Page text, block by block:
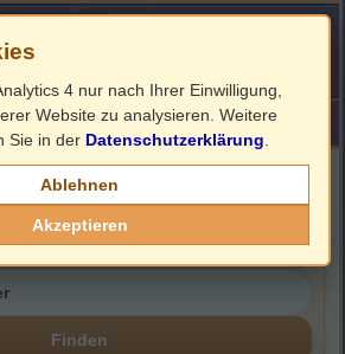
Cover & DVD Infos
Finden
4 nur nach Ihrer Einwilligung,
Website zu analysieren. Weitere
Sie in der Datenschutzerklärung
Ablehnen
Akzeptieren